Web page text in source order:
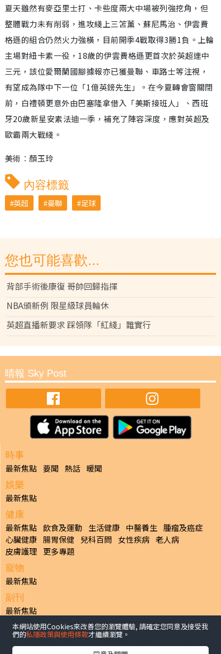
夏天雖然有麥亞里士打、卡些度兩大中場被列強挖角，但
整體戰力未有削弱，進攻綫上三笘薰、蘇尼馬治、伊雲費
格遜的組合仍然火力強橫，目前開季4戰取得3勝1負。上輪
主場對紐卡素一役，18歲的伊雲費格遜更首次於英超連中
三元，該位愛爾蘭國腳據報亦已獲曼聯、車路士等注視，
有望成為隊中下一位「1億英鎊先生」。在今夏轉會窗關閉
前，白禮頓更意外由巴塞隆拿借入「美斯接班人」、西班
牙20歲新星安素法迪一季，補充了陣容深度，應對英超及
歐霸兩大戰綫。
美術︰顏玉玲
內容標籤
英超 曼聯 足球
您也可能喜歡...
背部手術後康復 哥帥回歸指揮
NBA頒新例 限星級球員輪休
英超直播新要求 踩領隊「紅綫」難實行
晴報 Sky Post
時事
最新焦點 要聞 熱話 暖聞
娛樂
最新焦點
健康
最新焦點 飲食及運動 生活健康 中醫養生 腫瘤及癌症
心臟健康 腸胃保健 兒科百問 女性疾病 老人病
皮膚護理 更多專題
寵物
最新焦點
副刊
最新焦點
日報
揭頁版 港聞 財經/地產 中國/國際
本網站使用Cookies來改善您的瀏覽體驗, 請確定您同意及接受我
們的私隱政策與使用條款才繼續瀏覽。